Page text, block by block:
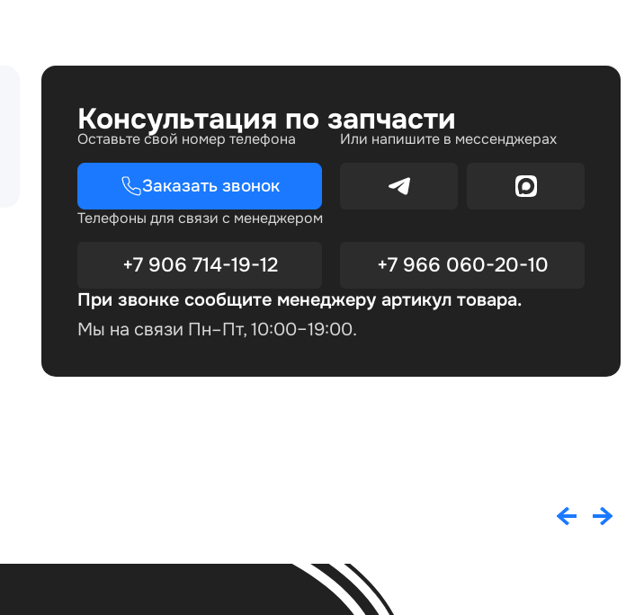
Консультация по запчасти
Оставьте свой номер телефона
Заказать звонок
Или напишите в мессенджерах
Телефоны для связи с менеджером
+7 906 714-19-12 +7 966 060-20-10
При звонке сообщите менеджеру артикул товара.
Мы на связи Пн–Пт, 10:00–19:00.